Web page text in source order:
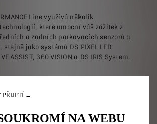
Line využívá několik
které umocní váš zážitek z
a zadních parkovacích senzorů a
stejně jako systémů DS PIXEL LED
ASSIST, 360 VISION a DS IRIS System.
PŘIJETÍ →
NA WEBU